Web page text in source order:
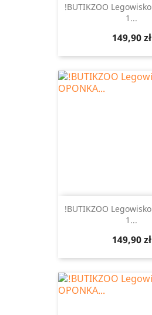
!BUTIKZOO
1...
Cena
149,90 zł
!BUTIKZOO
1...
Cena
149,90 zł